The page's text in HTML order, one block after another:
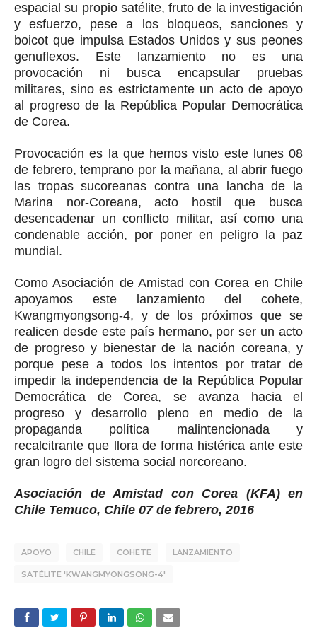
espacial su propio satélite, fruto de la investigación
y esfuerzo, pese a los bloqueos, sanciones y
boicot que impulsa Estados Unidos y sus peones
genuflexos. Este lanzamiento no es una
provocación ni busca encapsular pruebas
militares, sino es estrictamente un acto de apoyo
al progreso de la República Popular Democrática
de Corea.
Provocación es la que hemos visto este lunes 08
de febrero, temprano por la mañana, al abrir fuego
las tropas sucoreanas contra una lancha de la
Marina nor-Coreana, acto hostil que busca
desencadenar un conflicto militar, así como una
condenable acción, por poner en peligro la paz
mundial.
Como Asociación de Amistad con Corea en Chile
apoyamos este lanzamiento del cohete,
Kwangmyongsong-4, y de los próximos que se
realicen desde este país hermano, por ser un acto
de progreso y bienestar de la nación coreana, y
porque pese a todos los intentos por tratar de
impedir la independencia de la República Popular
Democrática de Corea, se avanza hacia el
progreso y desarrollo pleno en medio de la
propaganda política malintencionada y
recalcitrante que llora de forma histérica ante este
gran logro del sistema social norcoreano.
Asociación de Amistad con Corea (KFA) en
Chile Temuco, Chile 07 de febrero, 2016
APOYO CHILE COHETE LANZAMIENTO
SATÉLITE 'KWANGMYONGSONG-4'